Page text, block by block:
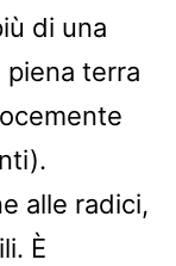
di una
terra
alle radici,
È